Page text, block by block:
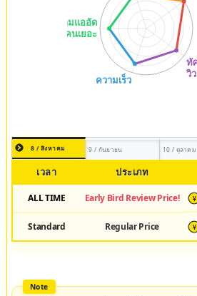
8 / สิงหาคม 9 / กันยายน 10 / ตุลาคม
เวลา ประเภท
ALL TIME Early Bird Review Price! ¥
Standard Regular Price ¥